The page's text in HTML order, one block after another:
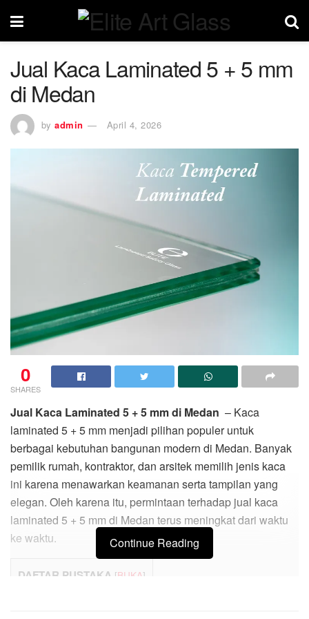
Jual Kaca Laminated 5 + 5 mm
di Medan
by admin April 4, 2026
0
SHARES
Jual Kaca Laminated 5 + 5 mm di Medan – Kaca
laminated 5 + 5 mm menjadi pilihan populer untuk
berbagai kebutuhan bangunan modern di Medan. Banyak
pemilik rumah, kontraktor, dan arsitek memilih jenis kaca
ini karena menawarkan keamanan serta tampilan yang
elegan. Oleh karena itu, permintaan terhadap jual kaca
laminated 5 + 5 mm di Medan terus meningkat dari waktu
ke waktu.
DAFTAR PUSTAKA [BUKA]
Continue Reading